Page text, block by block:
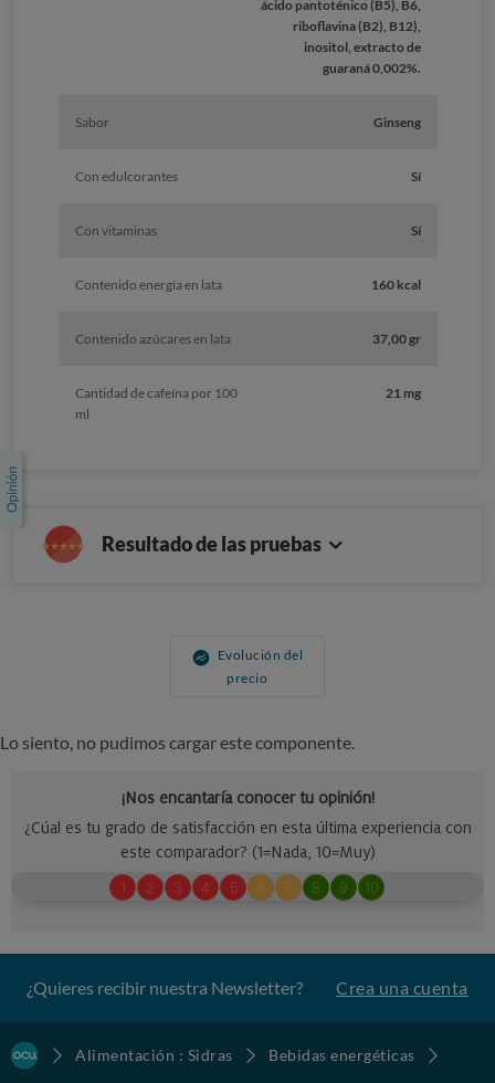
ácido pantoténico (B5), B6,
riboflavina (B2), B12),
inositol, extracto de
guaraná 0,002%.
Sabor Ginseng
Con edulcorantes Sí
Con vitaminas Sí
Contenido energía en lata 160 kcal
Contenido azúcares en lata 37,00 gr
Cantidad de cafeína por 100
ml
21 mg
Resultado de las pruebas
Evolución del
precio
Lo siento, no pudimos cargar este componente.
¿Quieres recibir nuestra Newsletter? Crea una cuenta
Alimentación : Sidras
Bebidas energéticas